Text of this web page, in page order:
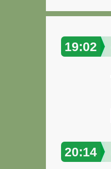
19:02
20:14